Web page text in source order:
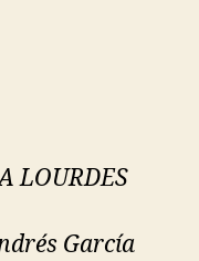
LOURDES
García